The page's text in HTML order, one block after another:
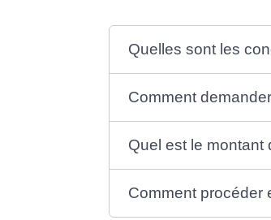
Quelles sont les
Comment
Quel est le montant
Comment procéder